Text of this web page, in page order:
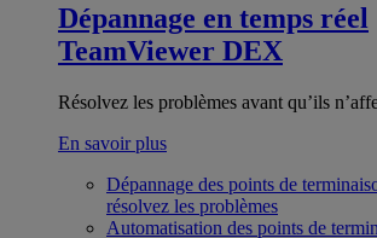
Dépannage en temps réel
TeamViewer DEX
Résolvez les problèmes avant qu’ils
En savoir plus
Dépannage des points de
résolvez les problèmes
Automatisation des points de